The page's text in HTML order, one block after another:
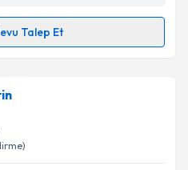
Talep Et
için randevu takvimi talebi
randevu almanız için bir
posta ile bilgilendireceğiz.